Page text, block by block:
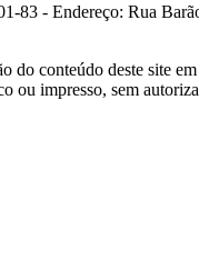
83 - Endereço: Rua
do conteúdo deste site
ou impresso, sem